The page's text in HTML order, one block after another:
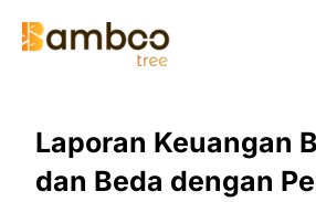
Laporan Keuangan
dan Beda dengan